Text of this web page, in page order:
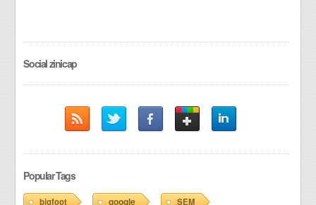
Social zinicap
Popular Tags
bigfoot google SEM